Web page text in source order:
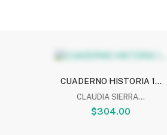
CUADERNO HISTORIA 1...
CLAUDIA SIERRA...
$304.00